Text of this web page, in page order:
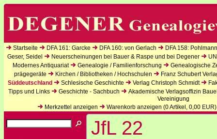
Startseite DFA 161: Garcke DFA 160: von Gerlach
DFA 158:
Geser, Seidel
Neuerscheinungen bei Bauer & Raspe und bei Degener
Modernes Antiquariat
Genealogie / Familienforschung
Genealogische
prägegeräte
Kirchen / Bibliotheken / Hochschulen
Franz Schubert
Süddeutschland
Schlesische Geschichte Verlag Christoph Schmidt
Tipps und Links
Geschichte - Sachbuch
Akademische Verlagsoffizin
Vereinigung
Merkzettel anzeigen
Warenkorb anzeigen (0Artikel, 0,00 EUR)
JfL 22